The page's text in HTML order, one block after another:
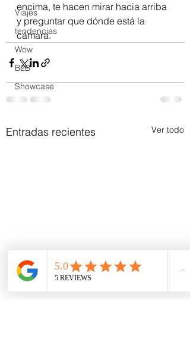
Viajes
tendencias
Wow
B2B
Showcase
encima, te hacen mirar hacia arriba
y preguntar que dónde está la
cámara.
Entradas recientes Ver todo